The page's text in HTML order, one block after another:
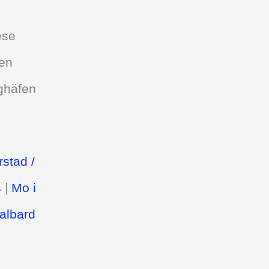
/
| Mo i